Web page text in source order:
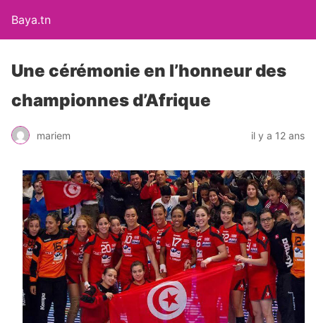
Baya.tn
Une cérémonie en l’honneur des
championnes d’Afrique
mariem il y a 12 ans